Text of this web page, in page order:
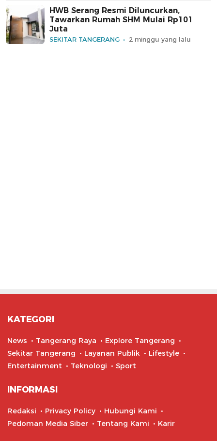
HWB Serang Resmi Diluncurkan,
Tawarkan Rumah SHM Mulai Rp101
Juta
SEKITAR TANGERANG 2 minggu yang lalu
KATEGORI
News Tangerang Raya
Explore Tangerang
Sekitar Tangerang
Layanan Publik
Lifestyle
Entertainment
Teknologi Sport
INFORMASI
Redaksi Privacy Policy
Hubungi Kami
Pedoman Media Siber
Tentang Kami Karir